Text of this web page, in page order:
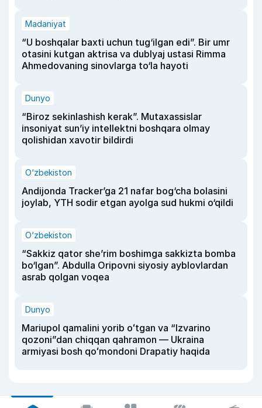
Madaniyat
“U boshqalar baxti uchun tug‘ilgan edi”. Bir umr
otasini kutgan aktrisa va dublyaj ustasi Rimma
Ahmedovaning sinovlarga to‘la hayoti
Dunyo
“Biroz sekinlashish kerak”. Mutaxassislar
insoniyat sun’iy intellektni boshqara olmay
qolishidan xavotir bildirdi
O‘zbekiston
Andijonda Tracker’ga 21 nafar bog‘cha bolasini
joylab, YTH sodir etgan ayolga sud hukmi o‘qildi
O‘zbekiston
“Sakkiz qator she’rim boshimga sakkizta bomba
bo‘lgan”. Abdulla Oripovni siyosiy ayblovlardan
asrab qolgan voqea
Dunyo
Mariupol qamalini yorib oʻtgan va “Izvarino
qozoni”dan chiqqan qahramon — Ukraina
armiyasi bosh qoʻmondoni Drapatiy haqida